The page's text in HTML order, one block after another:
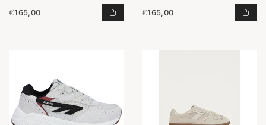
€165,00 SHADOW RGS NEW PATTERN
€165,00